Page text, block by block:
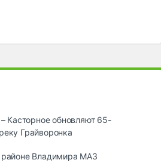
Касторное обновляют 65-
Грайворонка
Владимира МАЗ